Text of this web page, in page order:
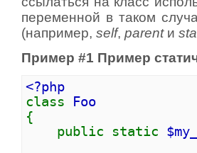
переменной в таком
(например, self, parentи
Пример #1 Пример
<?php
class
Foo
{
public static